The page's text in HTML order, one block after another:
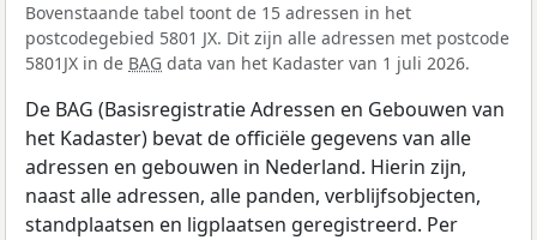
Bovenstaande tabel toont de 15 adressen in het
postcodegebied 5801 JX. Dit zijn alle adressen met postcode
5801JX in de BAG data van het Kadaster van 1 juli 2026.
De BAG (Basisregistratie Adressen en Gebouwen van
het Kadaster) bevat de officiële gegevens van alle
adressen en gebouwen in Nederland. Hierin zijn,
naast alle adressen, alle panden, verblijfsobjecten,
standplaatsen en ligplaatsen geregistreerd. Per